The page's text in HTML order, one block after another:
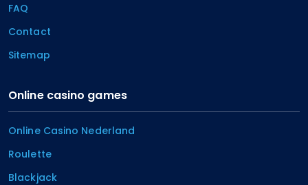
FAQ
Contact
Sitemap
Online casino games
Online Casino Nederland
Roulette
Blackjack